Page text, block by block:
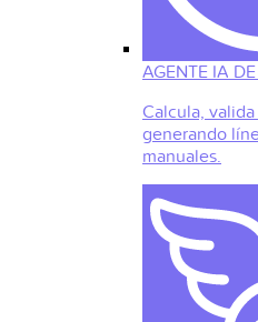
AGENTE IA
Calcula,
generando
manuales.